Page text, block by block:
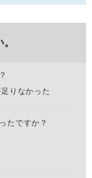
りなかった
たですか？